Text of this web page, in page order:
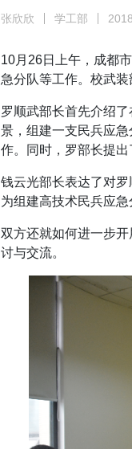
张欣欣 学工部
10月26日上午，成都
急分队等工作。校武
罗顺武部长首先介绍
景，组建一支民兵应
作。同时，罗部长提
钱云光部长表达了对
为组建高技术民兵应
双方还就如何进一步
讨与交流。